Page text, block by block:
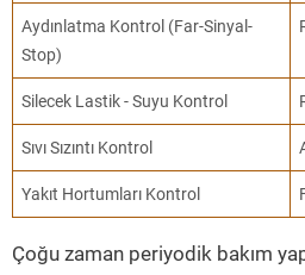
Aydınlatma Kontrol (Far-Sinyal-
Stop)
Silecek Lastik - Suyu Kontrol
Sıvı Sızıntı Kontrol
Yakıt Hortumları Kontrol
Çoğu zaman periyodik bakım